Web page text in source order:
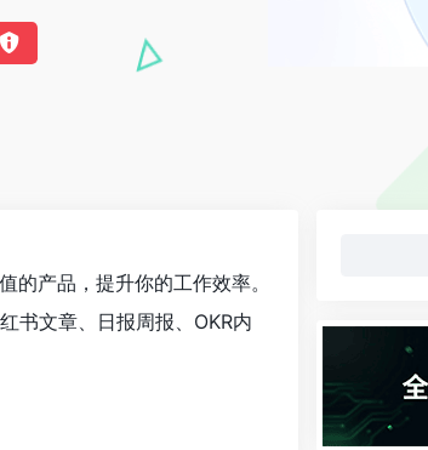
产品，提升你的工作效率。
书文章、日报周报、OKR内